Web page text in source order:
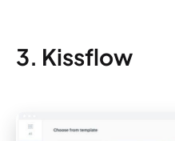
3. Kissflow